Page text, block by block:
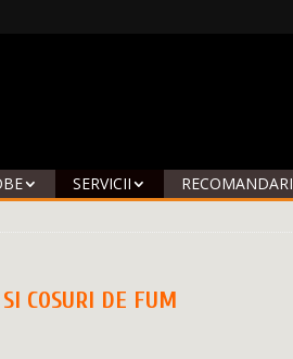
SERVICII RECOMANDARI
COSURI DE FUM